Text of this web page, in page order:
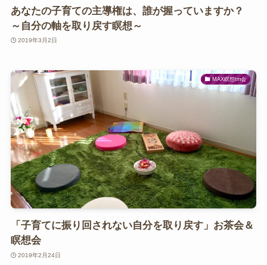
あなたの子育ての主導権は、誰が握っていますか？
～自分の軸を取り戻す瞑想～
2019年3月2日
MAX瞑想tm会
「子育てに振り回されない自分を取り戻す」お茶会＆
瞑想会
2019年2月24日